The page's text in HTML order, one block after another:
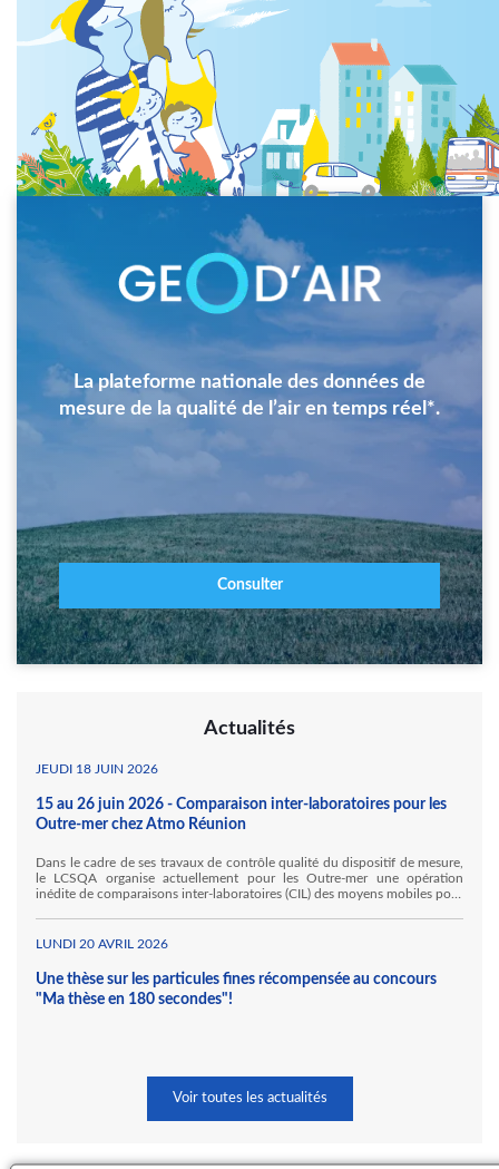
Image
La plateforme nationale des données de
mesure de la qualité de l’air en temps réel*.
Consulter
Actualités
JEUDI 18 JUIN 2026
15 au 26 juin 2026 - Comparaison inter-laboratoires pour les
Outre-mer chez Atmo Réunion
Dans le cadre de ses travaux de contrôle qualité du dispositif de mesure,
le LCSQA organise actuellement pour les Outre-mer une opération
inédite de comparaisons inter-laboratoires (CIL) des moyens mobiles pour
travaux pour le LCSQA.
LUNDI 20 AVRIL 2026
Une thèse sur les particules fines récompensée au concours
"Ma thèse en 180 secondes"!
Voir toutes les actualités